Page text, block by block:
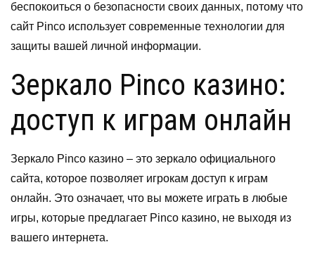
беспокоиться о безопасности своих данных, потому что
сайт Pinco использует современные технологии для
защиты вашей личной информации.
Зеркало Pinco казино:
доступ к играм онлайн
Зеркало Pinco казино – это зеркало официального
сайта, которое позволяет игрокам доступ к играм
онлайн. Это означает, что вы можете играть в любые
игры, которые предлагает Pinco казино, не выходя из
вашего интернета.